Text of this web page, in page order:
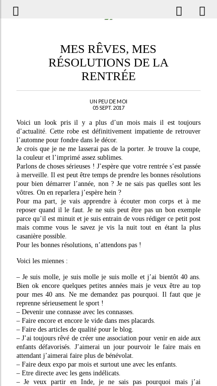
MES RÊVES, MES
RÉSOLUTIONS DE LA
RENTRÉE
UN PEU DE MOI
05 SEPT. 2017
Voici un look pris il y a plus d’un mois mais il est toujours
d’actualité. Cette robe est définitivement impatiente de retrouver
l’automne pour fondre dans le décor.
Je crois que je ne me lasserai pas de la porter. Je trouve la coupe,
la couleur et l’imprimé assez sublimes.
Parlons de choses sérieuses ! J’espère que votre rentrée s’est passée
à merveille. Il est peut être temps de prendre les bonnes résolutions
pour bien démarrer l’année, non ? Je ne sais pas quelles sont les
vôtres. On en reparlera j’espère hein ?
Pour ma part, je vais apprendre à écouter mon corps et à me
reposer quand il le faut. Je ne suis peut être pas un bon exemple
parce qu’il est minuit et je suis entrain de vous rédiger ce petit post
mais comme vous le savez je vis la nuit tout en étant la plus
casanière possible.
Pour les bonnes résolutions, n’attendons pas !
Voici les miennes :
– Je suis molle, je suis molle je suis molle et j’ai bientôt 40 ans.
Bien ok encore quelques petites années mais je veux être au top
pour mes 40 ans. Ne me demandez pas pourquoi. Il faut que je
reprenne sérieusement le sport !
– Devenir une connasse avec les connasses.
– Faire encore et encore le vide dans mes placards.
– Faire des articles de qualité pour le blog.
– J’ai toujours rêvé de créer une association pour venir en aide aux
enfants défavorisés. J’aimerai un jour pourvoir le faire mais en
attendant j’aimerai faire plus de bénévolat.
– Faire deux expo par mois et surtout une avec les enfants.
– Etre directe avec les gens indélicats.
– Je veux partir en Inde, je ne sais pas pourquoi mais j’ai